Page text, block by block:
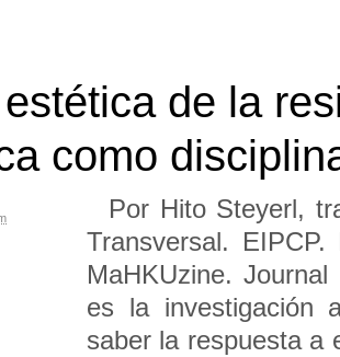
de la
como
Por Hito Steyerl,
Transversal.
MaHKUzine.
es la investigación
saber la respuesta a